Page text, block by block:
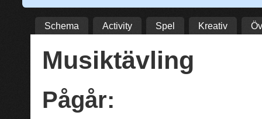
Schema Activity Spel Kreativ
Musiktävling
Pågår: